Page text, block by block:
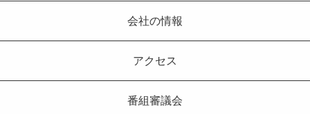
会社の情報
アクセス
番組審議会